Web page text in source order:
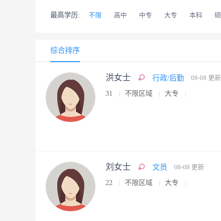
最高学历: 不限 高中 中专 大专 本科
综合排序
洪女士 行政/后勤 08-08 更新
31 不限区域 大专
刘女士 文员 08-08 更新
22 不限区域 大专